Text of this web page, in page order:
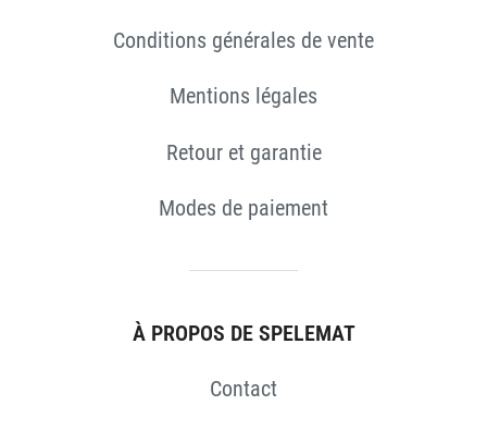
Conditions générales de vente
Mentions légales
Retour et garantie
Modes de paiement
À PROPOS DE SPELEMAT
Contact